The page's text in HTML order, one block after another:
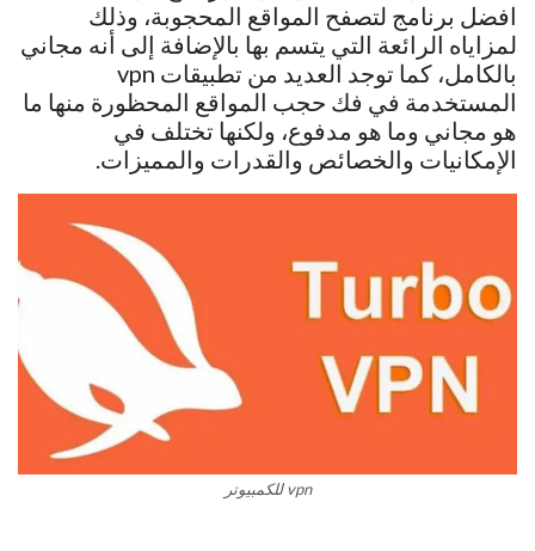
افضل برنامج لتصفح المواقع المحجوبة، وذلك
لمزاياه الرائعة التي يتسم بها بالإضافة إلى أنه مجاني
بالكامل، كما توجد العديد من تطبيقات vpn
المستخدمة في فك حجب المواقع المحظورة منها ما
هو مجاني وما هو مدفوع، ولكنها تختلف في
الإمكانيات والخصائص والقدرات والمميزات.
vpn للكمبيوتر